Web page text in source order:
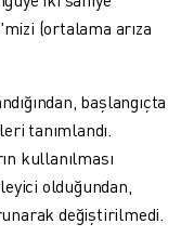
(ortalama arıza
başlangıçta
tanımlandı.
kullanılması
olduğundan,
değiştirilmedi.